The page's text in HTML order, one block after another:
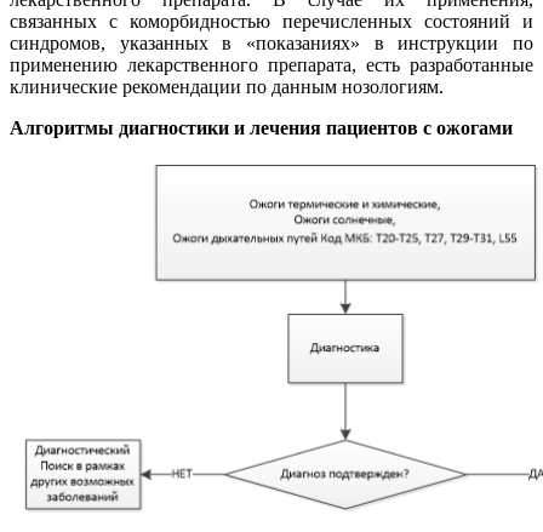
связанных с коморбидностью перечисленных состояний и
синдромов, указанных в «показаниях» в инструкции по
применению лекарственного препарата, есть разработанные
клинические рекомендации по данным нозологиям.
Алгоритмы диагностики и лечения пациентов с ожогами